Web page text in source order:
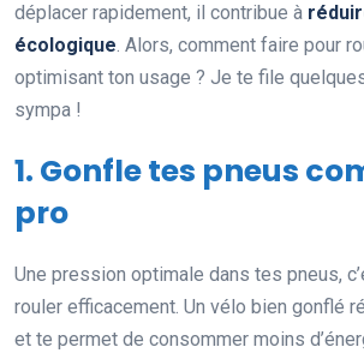
déplacer rapidement, il contribue à
écologique. Alors, comment faire pour
optimisant ton usage ? Je te file
sympa !
1. Gonfle tes pneus
pro
Une pression optimale dans tes pneus,
rouler efficacement. Un vélo bien gonflé
et te permet de consommer moins